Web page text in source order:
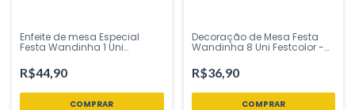
Enfeite de mesa Especial
Festa Wandinha 1 Uni
Loja
R$44,90
Decoração de Mesa Festa
Wandinha 8 Uni Festcolor -
R$36,90